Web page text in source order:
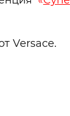
Versace.